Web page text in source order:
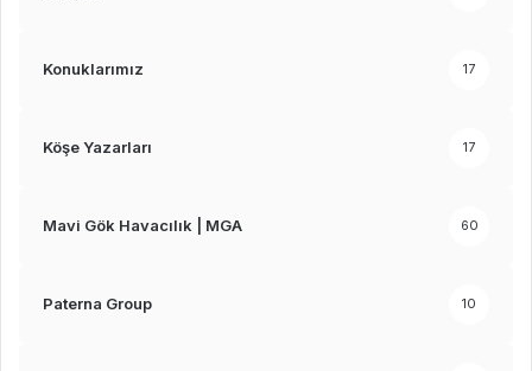
Konuklarımız 17
Köşe Yazarları 17
Mavi Gök Havacılık | MGA 60
Paterna Group 10